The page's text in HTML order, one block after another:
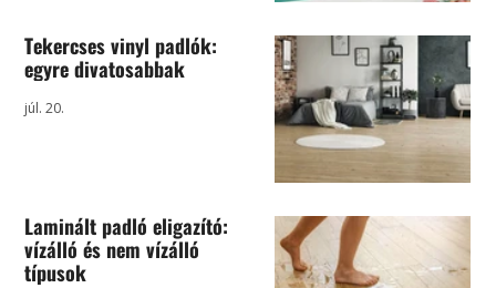
Tekercses vinyl padlók:
egyre divatosabbak
júl. 20.
Laminált padló eligazító:
vízálló és nem vízálló
típusok